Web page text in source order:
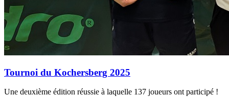
Tournoi du Kochersberg 2025
Une deuxième édition réussie à laquelle 137 joueurs ont participé !